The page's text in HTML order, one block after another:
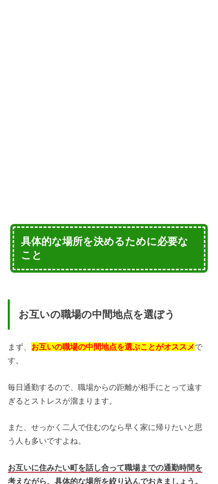
具体的な場所を決めるために必要な
こと
お互いの職場の中間地点を選ぼう
まず、 お互いの職場の中間地点を選ぶことがオススメで
す。
毎日通勤するので、職場からの距離が相手にとって遠す
ぎるとストレスが溜まります。
また、せっかく二人で住むのなら早く家に帰りたいと思
う人も多いですよね。
お互いに住みたい町を話し合って職場までの通勤時間を
考えながら、具体的な場所を絞り込んでおきましょう。